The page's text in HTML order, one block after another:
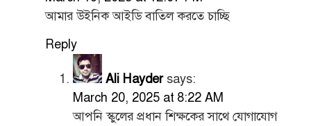
আমার উইনিক আইডি বাতিল করতে চাচ্ছি
Reply
Ali Hayder says:
March 20, 2025 at 8:22 AM
আপনি স্কুলের প্রধান শিক্ষকের সাথে যোগাযোগ